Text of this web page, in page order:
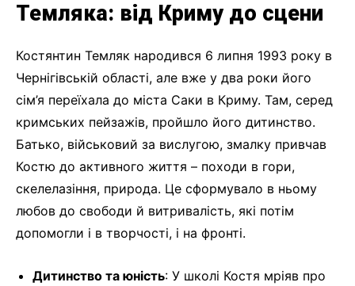
Темляка: від Криму до сцени
Костянтин Темляк народився 6 липня 1993 року в
Чернігівській області, але вже у два роки його
сім’я переїхала до міста Саки в Криму. Там, серед
кримських пейзажів, пройшло його дитинство.
Батько, військовий за вислугою, змалку привчав
Костю до активного життя – походи в гори,
скелелазіння, природа. Це сформувало в ньому
любов до свободи й витривалість, які потім
допомогли і в творчості, і на фронті.
Дитинство та юність: У школі Костя мріяв про